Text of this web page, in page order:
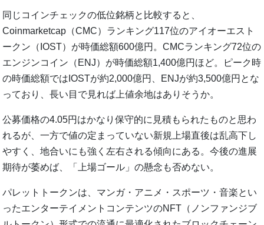
同じコインチェックの低位銘柄と比較すると、
Coinmarketcap（CMC）ランキング117位のアイオーエスト
ークン（IOST）が時価総額600億円。CMCランキング72位の
エンジンコイン（ENJ）が時価総額1,400億円ほど。ピーク時
の時価総額ではIOSTが約2,000億円、ENJが約3,500億円とな
っており、長い目で見れば上値余地はありそうか。
公募価格の4.05円はかなり保守的に見積もられたものと思わ
れるが、一方で値の定まっていない新規上場直後は乱高下し
やすく、地合いにも強く左右される傾向にある。今後の進展
期待が萎めば、「上場ゴール」の懸念も否めない。
パレットトークンは、マンガ・アニメ・スポーツ・音楽とい
ったエンターテイメントコンテンツのNFT（ノンファンジブ